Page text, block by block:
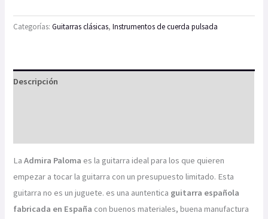
Categorías:Guitarras clásicas,Instrumentos de cuerda pulsada
Descripción
LaAdmira Paloma es la guitarra ideal para los que quieren
empezar a tocar la guitarra con un presupuesto limitado. Esta
guitarra no es un juguete. es una auntentica guitarra española
fabricada en España con buenos materiales, buena manufactura